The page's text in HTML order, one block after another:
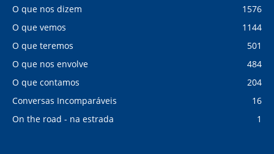
O que nos dizem
1576
O que vemos
1144
O que teremos
501
O que nos envolve
484
O que contamos
204
Conversas Incomparáveis
16
On the road - na estrada
1